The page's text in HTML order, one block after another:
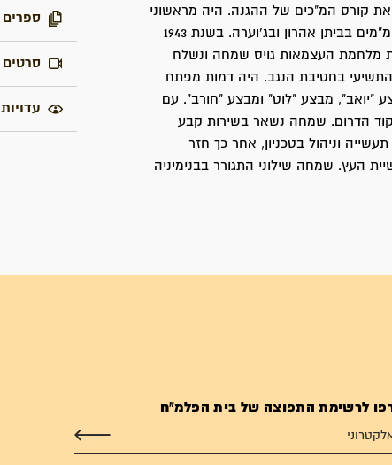
קורס המ"כים של ההגנה. היה מראשוני
המתגייסים לפלמ"ח בשנת 1941. באותה שנה יצא לקורס מ"מים בביתן אהרון ובג'וערה. בשנת 1943
מלחמת העצמאות גויס שמחה ונשלח
התשיעי בחטיבת הנגב. היה דמות מפתח
"יואב", מבצע "לוט" ומבצע "חורב". עם
הדרום. שמחה נשאר בשירות קבע
וניהול בטכניון, אחר כך חזר
העץ. שמחה שילוני התגורר בבנימיניה
ספרים
סרטים
עדויות
לרשימת התפוצה של בית הפלמ"ח